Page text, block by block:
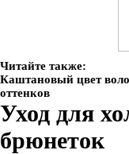
Читайте также:
Каштановый цвет
оттенков
Уход для
брюнеток